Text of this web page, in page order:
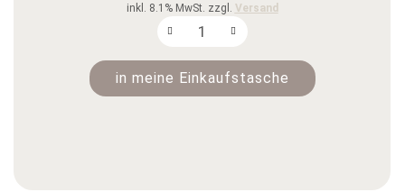
inkl. 8.1% MwSt. zzgl. Versand
in meine Einkaufstasche